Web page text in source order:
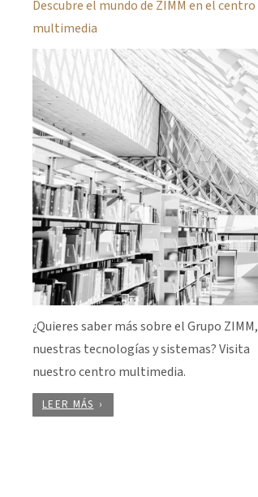
Descubre el mundo de ZIMM en el centro
multimedia
¿Quieres saber más sobre el Grupo ZIMM,
nuestras tecnologías y sistemas? Visita
nuestro centro multimedia.
LEER MÁS